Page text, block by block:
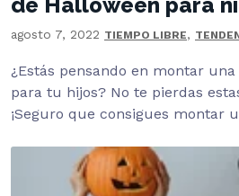
agosto 7, 2022 TIEMPO LIBRE,
¿Estás pensando en montar
para tu hijos? No te pierdas
¡Seguro que consigues montar